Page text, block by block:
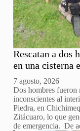
Rescatan a dos
en una cisterna
7 agosto, 2026
Dos hombres fueron
inconscientes al
Piedra, en
Zitácuaro, lo que
de emergencia. De